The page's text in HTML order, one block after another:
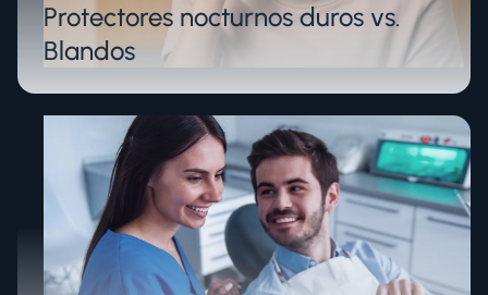
Protectores nocturnos duros vs.
Blandos